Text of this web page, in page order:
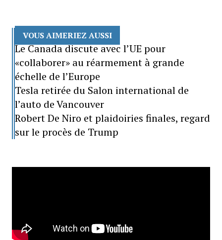
VOUS AIMERIEZ AUSSI
Le Canada discute avec l’UE pour
«collaborer» au réarmement à grande
échelle de l’Europe
Tesla retirée du Salon international de
l’auto de Vancouver
Robert De Niro et plaidoiries finales, regard
sur le procès de Trump